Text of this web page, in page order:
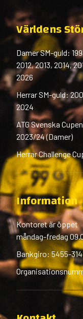
Världens
Damer SM-guld:
2012, 2013, 2014,
2026
Herrar SM-guld:
2024
ATG Svenska
2023/24 (Damer)
Herrar Challenge
Information
Kontoret är öppet
måndag-fredag
Bankgiro: 5455-